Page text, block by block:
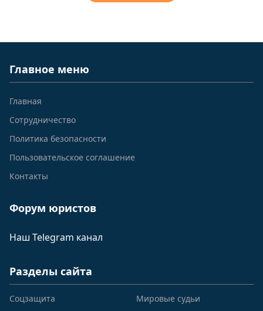
Главное меню
Главная
Сотрудничество
Политика безопасности
Пользовательское соглашение
Контакты
Форум юристов
Наш Telegram канал
Разделы сайта
Соцзащита
Мировые судьи